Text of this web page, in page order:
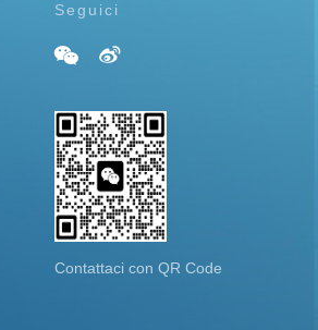
Seguici
 
Contattaci con QR Code